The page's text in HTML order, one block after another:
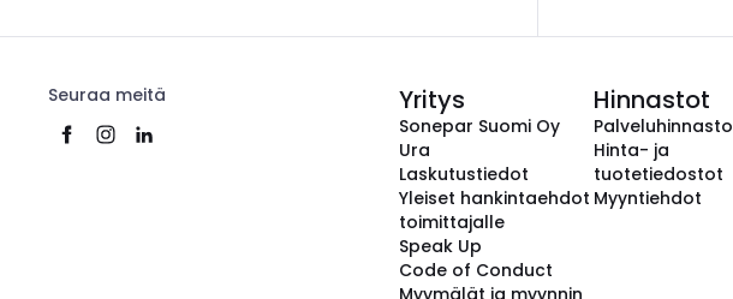
Seuraa meitä Yritys
Sonepar Suomi Oy
Ura
Laskutustiedot
Yleiset hankintaehdot
toimittajalle
Speak Up
Code of Conduct
Myymälät ja myynnin
Hinnastot
Palveluhinnasto
Hinta- ja
tuotetiedostot
Myyntiehdot